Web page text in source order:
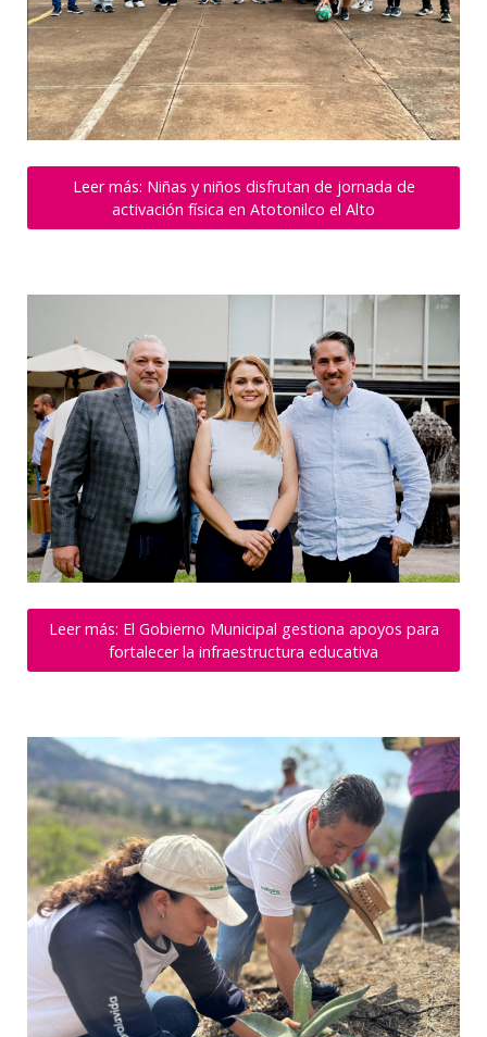
Leer más: Niñas y niños disfrutan de jornada de
activación física en Atotonilco el Alto
Leer más: El Gobierno Municipal gestiona apoyos para
fortalecer la infraestructura educativa